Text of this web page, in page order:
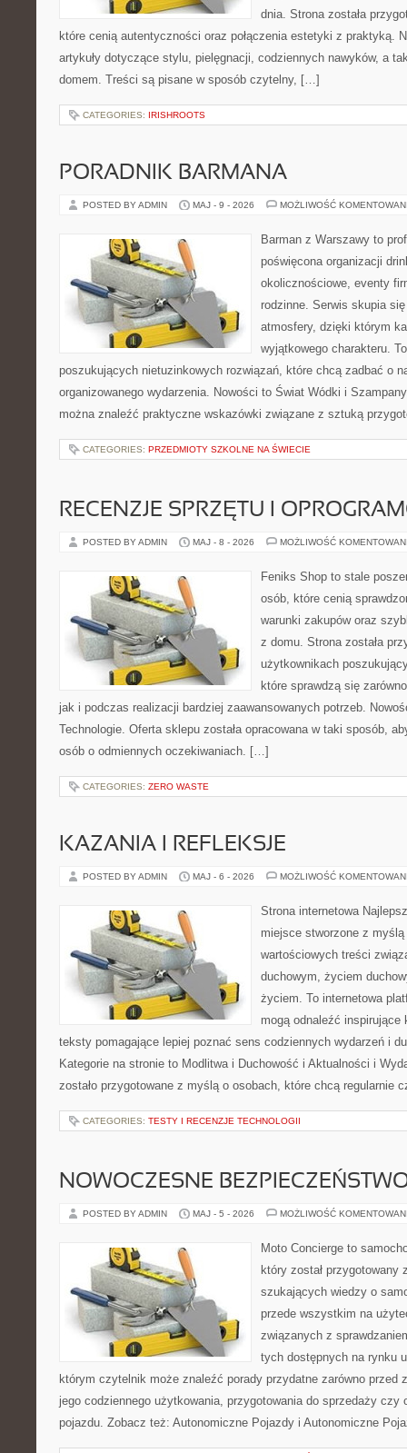
dnia. Strona została
które cenią autentyczności oraz połączenia estetyki z praktyką.
artykuły dotyczące stylu, pielęgnacji, codziennych nawyków, a
domem. Treści są pisane w sposób czytelny, […]
CATEGORIES: IRISHROOTS
PORADNIK BARMANA
POSTED BY ADMIN MAJ - 9 - 2026 MOŻLIWOŚĆ
Barman z Warszawy to
poświęcona organizacji
okolicznościowe, eventy
rodzinne. Serwis skupia
atmosfery, dzięki którym
wyjątkowego charakteru.
poszukujących nietuzinkowych rozwiązań, które chcą zadbać o
organizowanego wydarzenia. Nowości to Świat Wódki i
można znaleźć praktyczne wskazówki związane z sztuką
CATEGORIES: PRZEDMIOTY SZKOLNE NA ŚWIECIE
RECENZJE SPRZĘTU I
POSTED BY ADMIN MAJ - 8 - 2026 MOŻLIWOŚĆ
Feniks Shop to stale
osób, które cenią
warunki zakupów oraz
z domu. Strona została
użytkownikach
które sprawdzą się
jak i podczas realizacji bardziej zaawansowanych potrzeb.
Technologie. Oferta sklepu została opracowana w taki sposób,
osób o odmiennych oczekiwaniach. […]
CATEGORIES: ZERO WASTE
KAZANIA I REFLEKSJE
POSTED BY ADMIN MAJ - 6 - 2026 MOŻLIWOŚĆ
Strona internetowa
miejsce stworzone z
wartościowych treści
duchowym, życiem
życiem. To internetowa
mogą odnaleźć inspirujące
teksty pomagające lepiej poznać sens codziennych wydarzeń i
Kategorie na stronie to Modlitwa i Duchowość i Aktualności i
zostało przygotowane z myślą o osobach, które chcą regularnie
CATEGORIES: TESTY I RECENZJE TECHNOLOGII
NOWOCZESNE
POSTED BY ADMIN MAJ - 5 - 2026 MOŻLIWOŚĆ
Moto Concierge to
który został przygotowany
szukających wiedzy o
przede wszystkim na
związanych z
tych dostępnych na rynku
którym czytelnik może znaleźć porady przydatne zarówno przed
jego codziennego użytkowania, przygotowania do sprzedaży czy
pojazdu. Zobacz też: Autonomiczne Pojazdy i Autonomiczne